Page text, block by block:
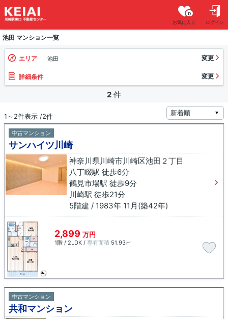
お気に入り
0
ログイン
池田 マンション一覧
エリア 池田 変更
詳細条件 変更
2 件
1～2件表示 /2件
中古マンション
サンハイツ川崎
神奈川県川崎市川崎区池田２丁目
八丁畷駅 徒歩6分
鶴見市場駅 徒歩9分
川崎駅 徒歩21分
5階建 / 1983年 11月(築42年)
2,899 万円
1階 / 2LDK / 専有面積 51.93㎡
中古マンション
共和マンション